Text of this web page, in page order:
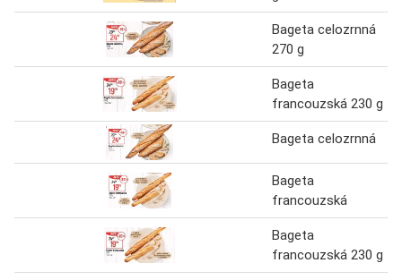
Bageta celozrnná
270 g
Bageta
francouzská 230 g
Bageta celozrnná
Bageta
francouzská
Bageta
francouzská 230 g